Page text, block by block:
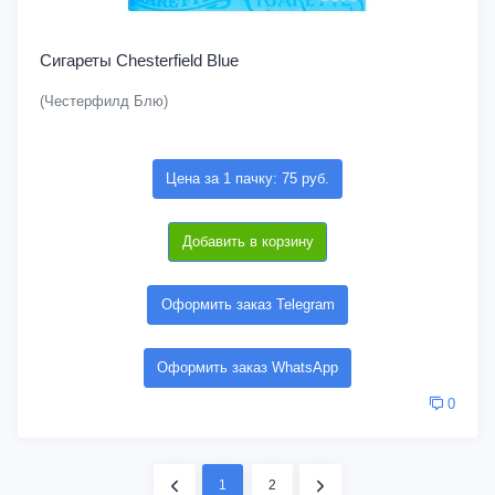
Сигареты Chesterfield Blue
(Честерфилд Блю)
Цена за 1 пачку: 75 руб.
Добавить в корзину
Оформить заказ Telegram
Оформить заказ WhatsApp
0
1 2